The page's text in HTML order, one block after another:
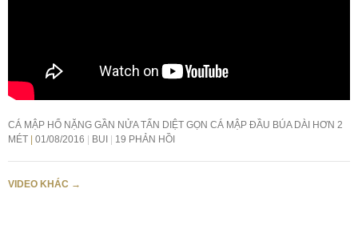
CÁ MẬP HỔ NẶNG GẦN NỬA TẤN DIỆT GỌN CÁ MẬP ĐẦU BÚA DÀI HƠN 2
MÉT
01/08/2016 BUI 19 PHẢN HỒI
VIDEO KHÁC →